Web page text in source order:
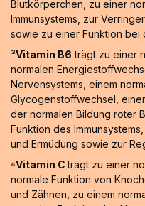
Blutkörperchen, zu einer
Immunsystems, zur
sowie zu einer Funktion bei
³Vitamin B6 trägt zu einer
normalen
Nervensystems, einem
Glycogenstoffwechsel,
der normalen Bildung roter
Funktion des
und Ermüdung sowie zur
⁴Vitamin Cträgt zu einer
normale Funktion von
und Zähnen, zu einem